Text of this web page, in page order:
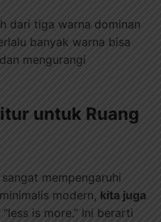
dari tiga warna dominan
banyak warna bisa
mengurangi
untuk Ruang
mempengaruhi
modern, kita juga
is more.” Ini berarti